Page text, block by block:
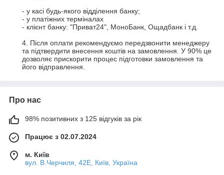
- у касі будь-якого відділення банку;
- у платіжних терміналах
- клієнт банку: "Приват24", МоноБанк, Ощадбанк і т.д.
4. Після оплати рекомендуємо передзвонити менеджеру
та підтвердити внесення коштів на замовлення. У 90% це
дозволяє прискорити процес підготовки замовлення та
його відправлення.
Про нас
98% позитивних з 125 відгуків за рік
Працює з 02.07.2024
м. Київ
вул. В.Черчиля, 42Е, Київ, Україна